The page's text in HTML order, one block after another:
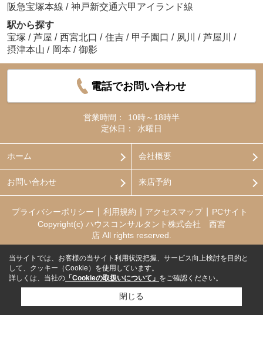
阪急宝塚本線 / 神戸新交通六甲アイランド線
駅から探す
宝塚 / 芦屋 / 西宮北口 / 住吉 / 甲子園口 / 夙川 / 芦屋川
/
摂津本山 / 岡本 / 御影
電話でお問い合わせ
営業時間：
10時～18時半
定休日：
水曜日
ホーム 会社概要
お問い合わせ 来店予約
プライバシーポリシー 利用規約 アクセスマップ
PCサイト
Copyright(c) ハウスコンサルタント株式会社 西宮
店 All rights reserved.
当サイトでは、お客様の当サイト利用状況把握、サービス向上検討を目的と
して、クッキー（Cookie）を使用しています。
詳しくは、当社の 「Cookieの取扱いについて」 をご確認ください。
閉じる